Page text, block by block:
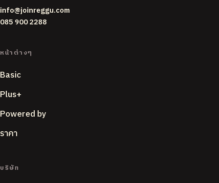
info@joinreggu.com
085 900 2288
หน้าต่างๆ
Basic
Plus+
Powered by
ราคา
บริษัท